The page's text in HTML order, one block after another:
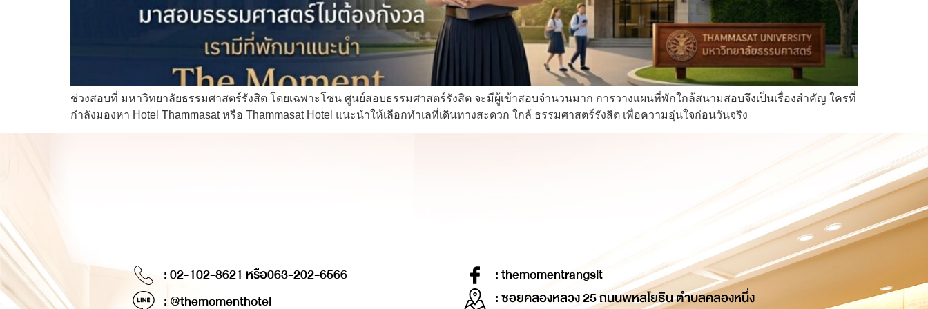
ช่วงสอบที่ มหาวิทยาลัยธรรมศาสตร์รังสิต โดยเฉพาะโซน ศูนย์สอบธรรมศาสตร์รังสิต จะมีผู้เข้าสอบจำนวนมาก การวางแผนที่พักใกล้สนามสอบจึงเป็นเรื่องสำคัญ ใครที่
กำลังมองหา Hotel Thammasat หรือ Thammasat Hotel แนะนำให้เลือกทำเลที่เดินทางสะดวก ใกล้ ธรรมศาสตร์รังสิต เพื่อความอุ่นใจก่อนวันจริง
: 02-102-8621 หรือ063-202-6566
: @themomenthotel
: themomentrangsit
: ซอยคลองหลวง 25 ถนนพหลโยธิน ตำบลคลองหนึ่ง